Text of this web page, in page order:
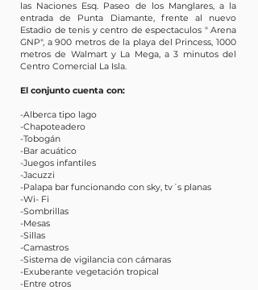
las Naciones Esq. Paseo de los Manglares, a la
entrada de Punta Diamante, frente al nuevo
Estadio de tenis y centro de espectaculos " Arena
GNP", a 900 metros de la playa del Princess, 1000
metros de Walmart y La Mega, a 3 minutos del
Centro Comercial La Isla.
El conjunto cuenta con:
-Alberca tipo lago
-Chapoteadero
-Tobogán
-Bar acuático
-Juegos infantiles
-Jacuzzi
-Palapa bar funcionando con sky, tv´s planas
-Wi- Fi
-Sombrillas
-Mesas
-Sillas
-Camastros
-Sistema de vigilancia con cámaras
-Exuberante vegetación tropical
-Entre otros